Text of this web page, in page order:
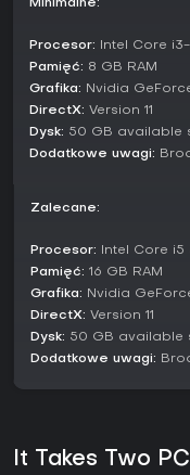
rywalizacyjnych ani
znajomego za darmo.
W trakcie kampanii
opcjonalne przerwy
i podkreślając nacisk
relacji w
uroczych wrogów ze
przestrzeniach, jak
emocjonalną głębią.
barwną obsadą,
to
przygód, szczególnie
Minimalne:
Procesor: Intel Core i3-
Pamięć: 8 GB RAM
Grafika: Nvidia
DirectX: Version 11
Dysk: 50 GB available
Dodatkowe uwagi:
Zalecane:
Procesor: Intel Core i5
Pamięć: 16 GB RAM
Grafika: Nvidia
DirectX: Version 11
Dysk: 50 GB available
Dodatkowe uwagi:
It Takes Two